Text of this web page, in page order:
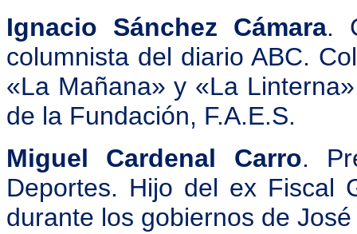
Ignacio Sánchez Cámara.
columnista del diario ABC.
«La Mañana» y «La
de la Fundación, F.A.E.S.
Miguel Cardenal Carro.
Deportes. Hijo del ex Fiscal
durante los gobiernos de